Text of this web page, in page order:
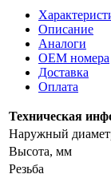
Описание
Аналоги
OEM номера
Доставка
Оплата
Техническая
Наружный
Высота, мм
Резьба